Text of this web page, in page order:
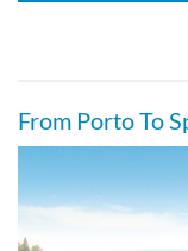
From Porto To